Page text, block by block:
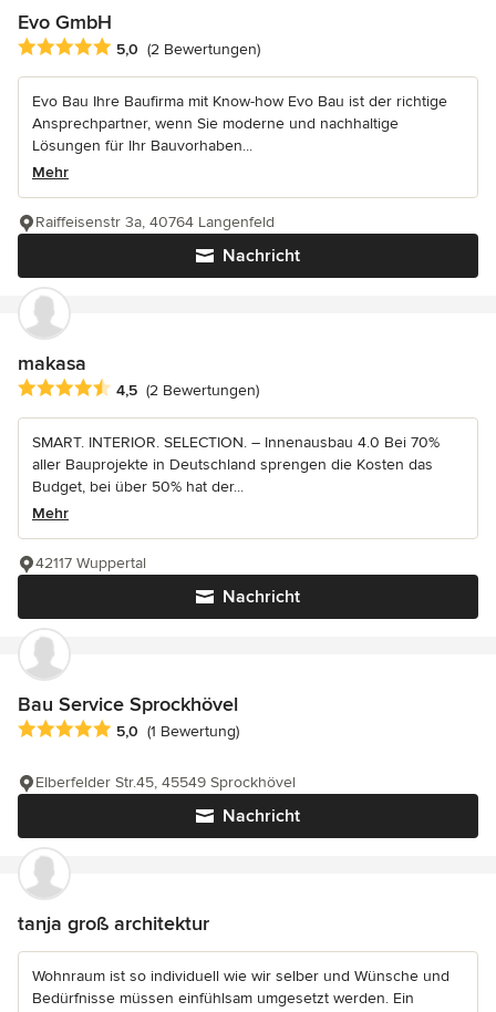
Evo GmbH
Durchschnittliche Bewertung: 5 von 5 Sternen
5,0 (2 Bewertungen)
Evo Bau Ihre Baufirma mit Know-how Evo Bau ist der richtige
Ansprechpartner, wenn Sie moderne und nachhaltige
Lösungen für Ihr Bauvorhaben...
Mehr
Nachricht
Raiffeisenstr 3a, 40764 Langenfeld
makasa
Durchschnittliche Bewertung: 4.5 von 5 Sternen
4,5 (2 Bewertungen)
SMART. INTERIOR. SELECTION. – Innenausbau 4.0 Bei 70%
aller Bauprojekte in Deutschland sprengen die Kosten das
Budget, bei über 50% hat der...
Mehr
Nachricht
42117 Wuppertal
Bau Service Sprockhövel
Durchschnittliche Bewertung: 5 von 5 Sternen
5,0 (1 Bewertung)
Nachricht
Elberfelder Str.45, 45549 Sprockhövel
tanja groß architektur
Wohnraum ist so individuell wie wir selber und Wünsche und
Bedürfnisse müssen einfühlsam umgesetzt werden. Ein